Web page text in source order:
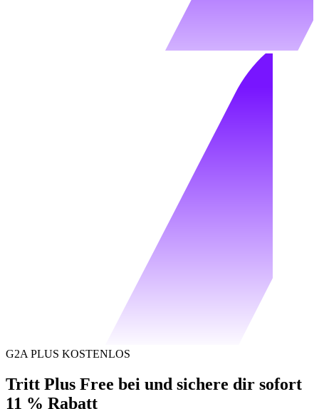
G2A PLUS KOSTENLOS
Tritt Plus Free bei und sichere dir sofort
11 % Rabatt